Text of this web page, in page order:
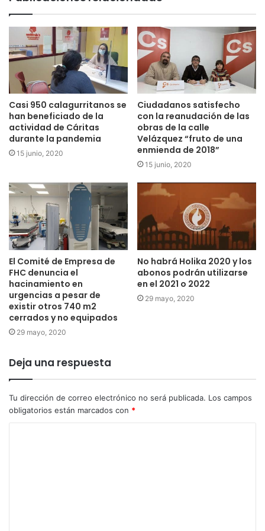
En 2019 tanto el Museo de la Romanización como el de la
Verdura van a continuar con las visitas guiadas, talleres y
juegos dirigidos a escolares y tienen previsto desarrollar
otras actividades dinamizadoras para todo el público.
Casi 950 calagurritanos se
han beneficiado de la
actividad de Cáritas
durante la pandemia
15 junio, 2020
Ciudadanos satisfecho
con la reanudación de las
obras de la calle
Velázquez “fruto de una
enmienda de 2018”
15 junio, 2020
El Comité de Empresa de
FHC denuncia el
hacinamiento en
urgencias a pesar de
existir otros 740 m2
cerrados y no equipados
29 mayo, 2020
No habrá Holika 2020 y los
abonos podrán utilizarse
en el 2021 o 2022
29 mayo, 2020
Deja una respuesta
Tu dirección de correo electrónico no será publicada. Los campos
obligatorios están marcados con *